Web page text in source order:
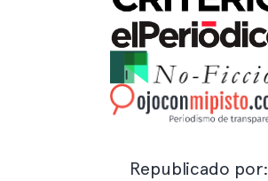
Republicado por: